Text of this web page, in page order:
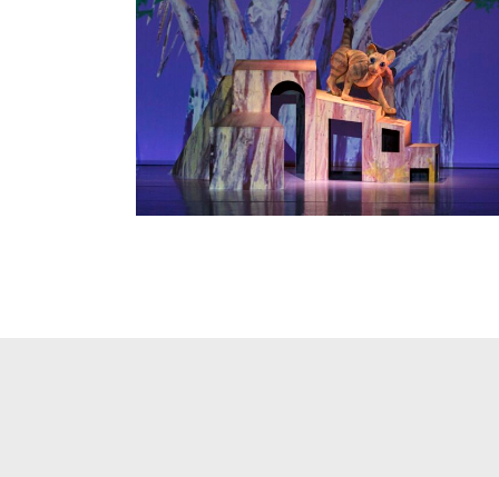
LA GATA QUE VOLIA CANVIAR LA
Arts escèniques·Visuals